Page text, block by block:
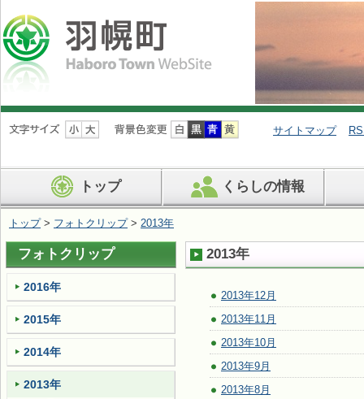
ナ
ビ
ン
を
ば
す
サイトマップ
トップ くらしの情報
トップ> フォトクリップ> 2013年
2013年
2013年12月
2013年11月
2013年10月
2013年9月
2013年8月
フォトクリップ
2016年
2015年
2014年
2013年